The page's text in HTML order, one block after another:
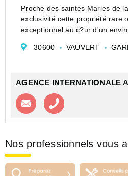
Proche des saintes Maries de
exclusivité cette propriété rare
exceptionnel au c?ur d'un
Avec une surface totale
30600 VAUVERT
AGENCE INTERNATIONALE
Contacter l'agence
Nos professionnels vous